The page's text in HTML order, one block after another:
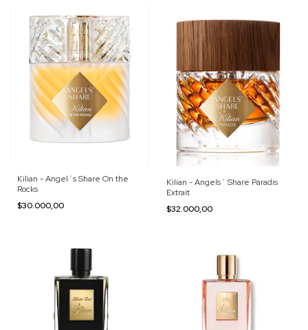
Kilian - Angel´s Share On the
Rocks
$30.000,00
Kilian - Angels´ Share Paradis
Extrait
$32.000,00